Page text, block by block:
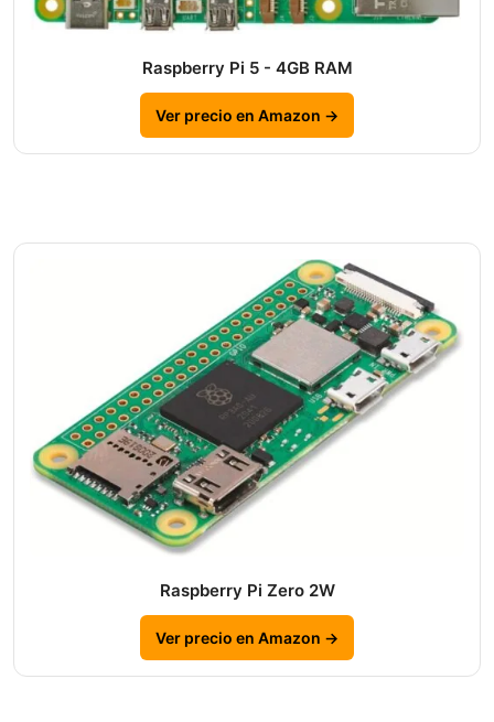
Raspberry Pi 5 - 4GB RAM
Ver precio en Amazon →
Raspberry Pi Zero 2W
Ver precio en Amazon →